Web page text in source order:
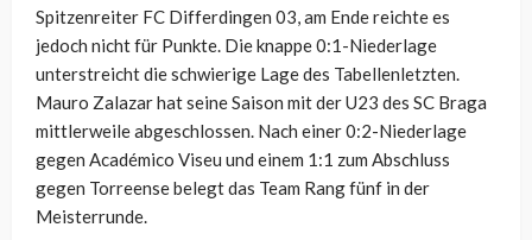
Spitzenreiter FC Differdingen 03, am Ende reichte es
jedoch nicht für Punkte. Die knappe 0:1-Niederlage
unterstreicht die schwierige Lage des Tabellenletzten.
Mauro Zalazar hat seine Saison mit der U23 des SC Braga
mittlerweile abgeschlossen. Nach einer 0:2-Niederlage
gegen Académico Viseu und einem 1:1 zum Abschluss
gegen Torreense belegt das Team Rang fünf in der
Meisterrunde.